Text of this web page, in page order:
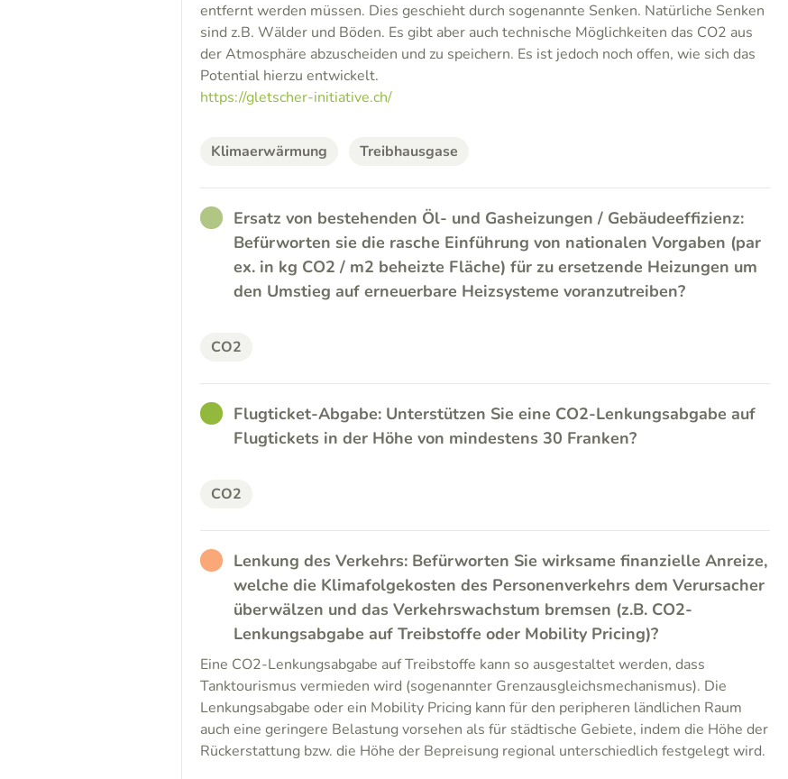
entfernt werden müssen. Dies geschieht durch sogenannte Senken. Natürliche Senken
sind z.B. Wälder und Böden. Es gibt aber auch technische Möglichkeiten das CO2 aus
der Atmosphäre abzuscheiden und zu speichern. Es ist jedoch noch offen, wie sich das
Potential hierzu entwickelt.
https://gletscher-initiative.ch/
Klimaerwärmung Treibhausgase
RATHER_GOOD
Ersatz von bestehenden Öl- und Gasheizungen / Gebäudeeffizienz:
Befürworten sie die rasche Einführung von nationalen Vorgaben (par
ex. in kg CO2 / m2 beheizte Fläche) für zu ersetzende Heizungen um
den Umstieg auf erneuerbare Heizsysteme voranzutreiben?
CO2
GOODFlugticket-Abgabe: Unterstützen Sie eine CO2-Lenkungsabgabe auf
Flugtickets in der Höhe von mindestens 30 Franken?
CO2
RATHER_BAD
Lenkung des Verkehrs: Befürworten Sie wirksame finanzielle Anreize,
welche die Klimafolgekosten des Personenverkehrs dem Verursacher
überwälzen und das Verkehrswachstum bremsen (z.B. CO2-
Lenkungsabgabe auf Treibstoffe oder Mobility Pricing)?
Eine CO2-Lenkungsabgabe auf Treibstoffe kann so ausgestaltet werden, dass
Tanktourismus vermieden wird (sogenannter Grenzausgleichsmechanismus). Die
Lenkungsabgabe oder ein Mobility Pricing kann für den peripheren ländlichen Raum
auch eine geringere Belastung vorsehen als für städtische Gebiete, indem die Höhe der
Rückerstattung bzw. die Höhe der Bepreisung regional unterschiedlich festgelegt wird.